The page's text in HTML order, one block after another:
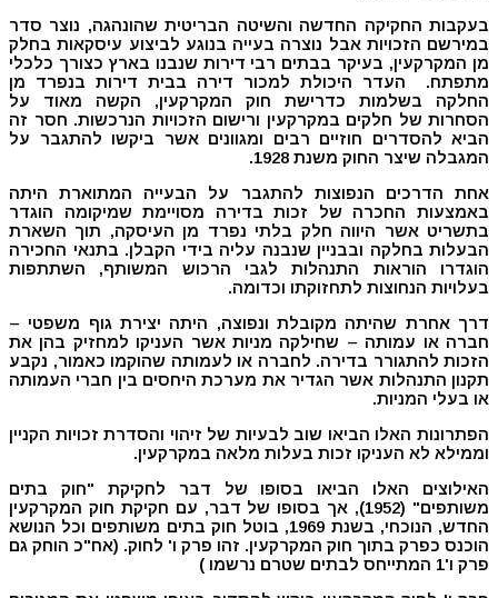
בעקבות החקיקה החדשה והשיטה הבריטית שהונהגה, נוצר סדר
במירשם הזכויות אבל נוצרה בעייה בנוגע לביצוע עיסקאות בחלק
מן המקרקעין, בעיקר בבתים רבי דירות שנבנו בארץ כצורך כלכלי
מתפתח. העדר היכולת למכור דירה בבית דירות בנפרד מן
החלקה בשלמות כדרישת חוק המקרקעין, הקשה מאוד על
הסחרות של חלקים במקרקעין ורישום הזכויות הנרכשות. חסר זה
הביא להסדרים חוזיים רבים ומגוונים אשר ביקשו להתגבר על
המגבלה שיצר החוק משנת 1928.
אחת הדרכים הנפוצות להתגבר על הבעייה המתוארת היתה
באמצעות החכרה של זכות בדירה מסויימת שמיקומה הוגדר
בתשריט אשר היווה חלק בלתי נפרד מן העיסקה, תוך השארת
הבעלות בחלקה ובבניין שנבנה עליה בידי הקבלן. בתנאי החכירה
הוגדרו הוראות התנהלות לגבי הרכוש המשותף, השתתפות
בעלויות הנחוצות לתחזוקתו וכדומה.
דרך אחרת שהיתה מקובלת ונפוצה, היתה יצירת גוף משפטי –
חברה או עמותה – שחילקה מניות אשר העניקו למחזיק בהן את
הזכות להתגורר בדירה. לחברה או לעמותה שהוקמו כאמור, נקבע
תקנון התנהלות אשר הגדיר את מערכת היחסים בין חברי העמותה
או בעלי המניות.
הפתרונות האלו הביאו שוב לבעיות של זיהוי והסדרת זכויות הקניין
וממילא לא העניקו זכות בעלות מלאה במקרקעין.
האילוצים האלו הביאו בסופו של דבר לחקיקת "חוק בתים
משותפים" (1952), אך בסופו של דבר, עם חקיקת חוק המקרקעין
החדש, הנוכחי, בשנת 1969, בוטל חוק בתים משותפים וכל הנושא
הוכנס כפרק בתוך חוק המקרקעין. זהו פרק ו' לחוק. (אח"כ הוחק גם
פרק ו'1 המתייחס לבתים שטרם נרשמו )